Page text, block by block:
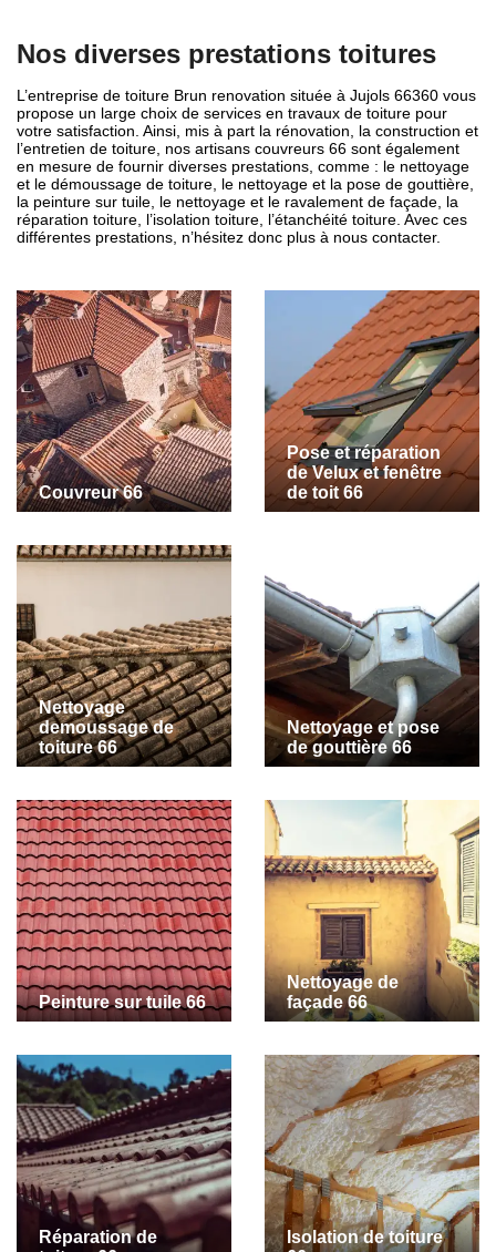
Nos diverses prestations toitures
L’entreprise de toiture Brun renovation située à Jujols 66360 vous
propose un large choix de services en travaux de toiture pour
votre satisfaction. Ainsi, mis à part la rénovation, la construction et
l’entretien de toiture, nos artisans couvreurs 66 sont également
en mesure de fournir diverses prestations, comme : le nettoyage
et le démoussage de toiture, le nettoyage et la pose de gouttière,
la peinture sur tuile, le nettoyage et le ravalement de façade, la
réparation toiture, l’isolation toiture, l’étanchéité toiture. Avec ces
différentes prestations, n’hésitez donc plus à nous contacter.
Couvreur 66
Pose et réparation
de Velux et fenêtre
de toit 66
Nettoyage
demoussage de
toiture 66
Nettoyage et pose
de gouttière 66
Peinture sur tuile 66
Nettoyage de
façade 66
Réparation de
Isolation de toiture